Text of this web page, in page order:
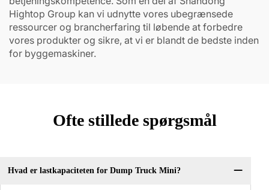
Hightop Group kan vi udnytte vores ubegrænsede
ressourcer og brancherfaring til løbende at forbedre
vores produkter og sikre, at vi er blandt de bedste inden
for byggemaskiner.
Ofte stillede spørgsmål
Hvad er lastkapaciteten for Dump Truck Mini?